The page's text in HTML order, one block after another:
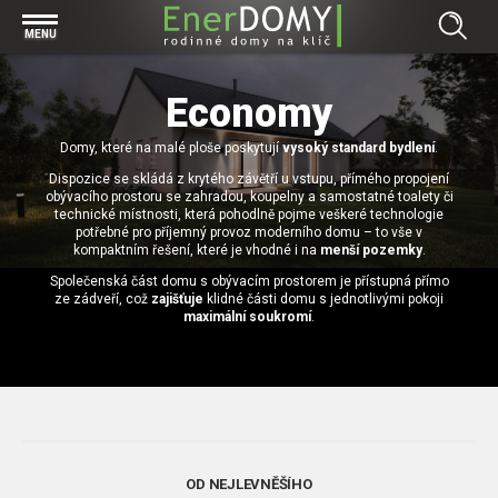
MENU
Prohlížet vše v kategorii Bungalovy
Concept
Exclusive
Effective
Economy
Prohlížet vše v kategorii Projekty
Individuální projekty
Typové řešení
Prohlížet vše v kategorii Technologie
Základová deska
Technologie domu
Zděné domy na klíč
Dřevostavby
Prohlížet vše v kategorii Kontakt
Pracovní pozice
Bezpečnost a ochrana osobních údajů
Prohlížet vše v kategorii Magazín
Financování výstavby rodinného domu
Přízemní rodinné domy
Video EnerDOMY s.r.o.
Economy
Domy, které na malé ploše poskytují vysoký standard bydlení.
Dispozice se skládá z krytého závětří u vstupu, přímého propojení
obývacího prostoru se zahradou, koupelny a samostatné toalety či
technické místnosti, která pohodlně pojme veškeré technologie
potřebné pro příjemný provoz moderního domu – to vše v
kompaktním řešení, které je vhodné i na menší pozemky.
Společenská část domu s obývacím prostorem je přístupná přímo
ze zádveří, což zajišťuje klidné části domu s jednotlivými pokoji
maximální soukromí.
OD NEJLEVNĚŠÍHO